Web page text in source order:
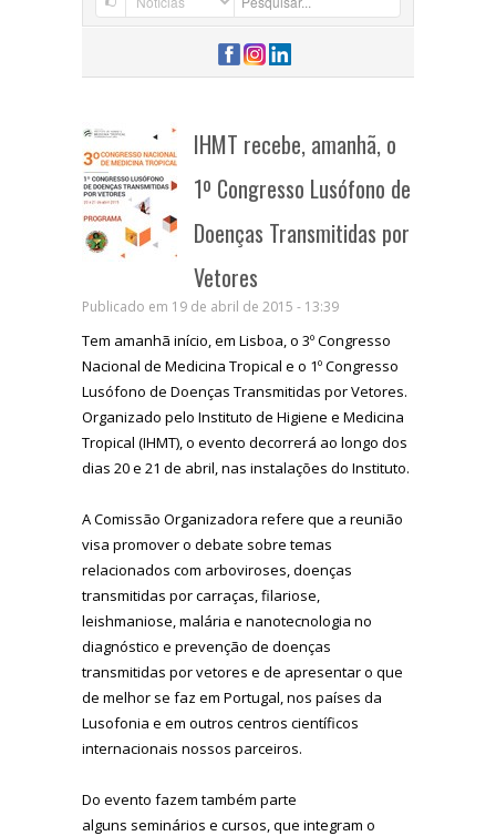
IHMT recebe, amanhã, o
1º Congresso Lusófono de
Doenças Transmitidas por
Vetores
Publicado em 19 de abril de 2015 - 13:39
Tem amanhã início, em Lisboa, o 3º Congresso
Nacional de Medicina Tropical e o 1º Congresso
Lusófono de Doenças Transmitidas por Vetores.
Organizado pelo Instituto de Higiene e Medicina
Tropical (IHMT), o evento decorrerá ao longo dos
dias 20 e 21 de abril, nas instalações do Instituto.
A Comissão Organizadora refere que a reunião
visa promover o debate sobre temas
relacionados com arboviroses, doenças
transmitidas por carraças, filariose,
leishmaniose, malária e nanotecnologia no
diagnóstico e prevenção de doenças
transmitidas por vetores e de apresentar o que
de melhor se faz em Portugal, nos países da
Lusofonia e em outros centros científicos
internacionais nossos parceiros.
Do evento fazem também parte
alguns seminários e cursos, que integram o